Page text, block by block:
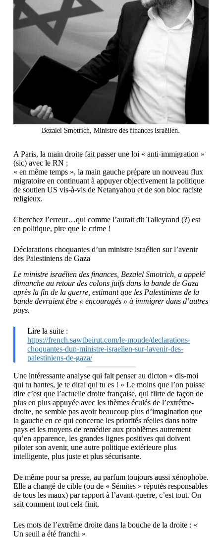
Bezalel Smotrich, Ministre des finances israëlien.
A Paris, la main droite fait passer une loi « anti-immigration »
(sic) avec le RN ;
« en même temps », la main gauche prépare un nouveau flux
migratoire en continuant à appuyer objectivement la politique
de soutien US vis-à-vis de Netanyahou et de son bloc raciste
religieux.
Cherchez l’erreur…qui comme l’aurait dit Talleyrand (?) est
en politique, pire que le crime !
Déclarations choquantes d’un ministre israélien sur l’avenir
des Palestiniens de Gaza
Le ministre israélien des finances, Bezalel Smotrich, a appelé
dimanche au retour des colons juifs dans la bande de Gaza
après la fin de la guerre, estimant que les Palestiniens de la
bande devraient être « encouragés » à immigrer dans d’autres
pays.
Lire la suite :
https://french.sawtbeirut.com/le-monde/declarations-
choquantes-dun-ministre-israelien-sur-lavenir-des-
palestiniens-de-gaza/
Une intéressante analyse qui fait penser au dicton « dis-moi
qui tu hantes, je te dirai qui tu es ! » Le moins que l’on puisse
dire c’est que l’actuelle droite française, qui flirte de façon de
plus en plus appuyée avec les thèmes éculés de l’extrême-
droite, ne semble pas avoir beaucoup plus d’imagination que
la gauche en ce qui concerne les priorités réelles dans notre
pays et les moyens de remédier aux problèmes autrement
qu’en apparence, les grandes lignes positives qui doivent
piloter son avenir, une autre politique extérieure plus
intelligente, plus juste et plus sécurisante.
De même pour sa presse, au parfum toujours aussi xénophobe.
Elle a changé de cible (ou de « Sémites » réputés responsables
de tous les maux) par rapport à l’avant-guerre, c’est tout. On
sait comment tout cela finit.
Les mots de l’extrême droite dans la bouche de la droite : «
Un seuil a été franchi »